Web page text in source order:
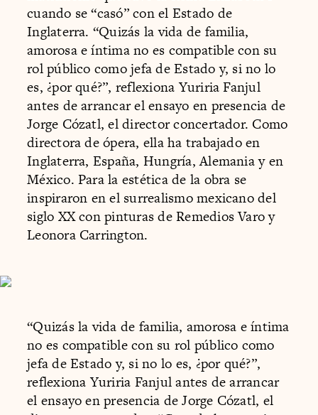
cuando se “casó” con el Estado de
Inglaterra. “Quizás la vida de familia,
amorosa e íntima no es compatible con su
rol público como jefa de Estado y, si no lo
es, ¿por qué?”, reflexiona Yuriria Fanjul
antes de arrancar el ensayo en presencia de
Jorge Cózatl, el director concertador. Como
directora de ópera, ella ha trabajado en
Inglaterra, España, Hungría, Alemania y en
México. Para la estética de la obra se
inspiraron en el surrealismo mexicano del
siglo XX con pinturas de Remedios Varo y
Leonora Carrington.
“Quizás la vida de familia, amorosa e íntima
no es compatible con su rol público como
jefa de Estado y, si no lo es, ¿por qué?”,
reflexiona Yuriria Fanjul antes de arrancar
el ensayo en presencia de Jorge Cózatl, el